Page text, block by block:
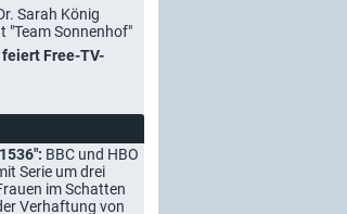
Sarah König
"Team Sonnenhof"
feiert Free-TV-
BBC und HBO
Serie um drei
im Schatten
Verhaftung von